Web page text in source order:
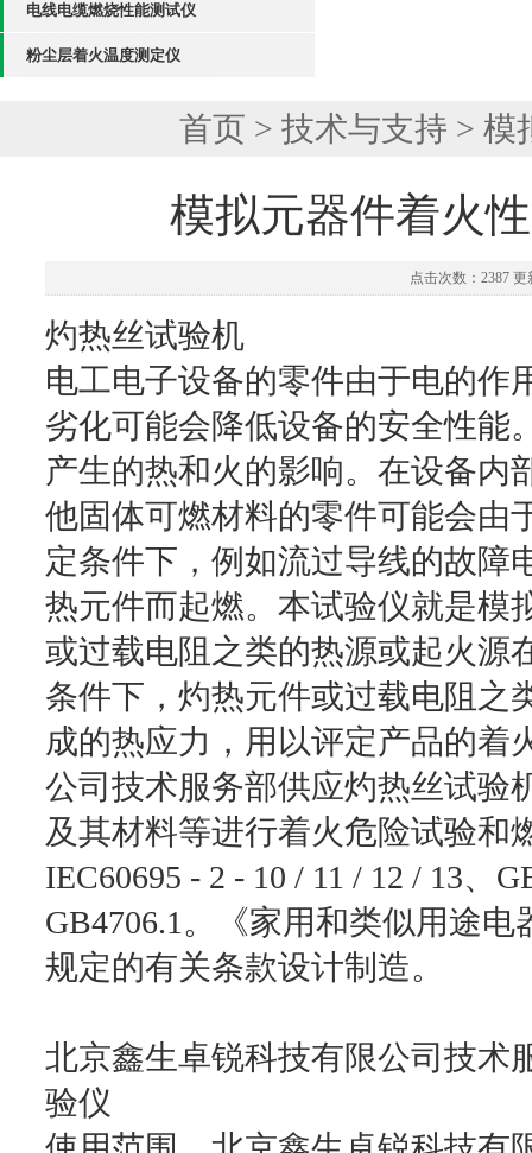
电线电缆燃烧性能测试仪
粉尘层着火温度测定仪
首页 > 技术与支持 > 模
模拟元器件着火
点击次数：2387 更
灼热丝试验机
电工电子设备的零件由于电的作
劣化可能会降低设备的安全性能
产生的热和火的影响。在设备内
他固体可燃材料的零件可能会由
定条件下，例如流过导线的故障
热元件而起燃。本试验仪就是模
或过载电阻之类的热源或起火源
条件下，灼热元件或过载电阻之
成的热应力，用以评定产品的着
公司技术服务部供应灼热丝试验
及其材料等进行着火危险试验和
IEC60695 - 2 - 10 / 11 / 12 / 13、
GB4706.1。《家用和类似用途
规定的有关条款设计制造。
北京鑫生卓锐科技有限公司技术
验仪